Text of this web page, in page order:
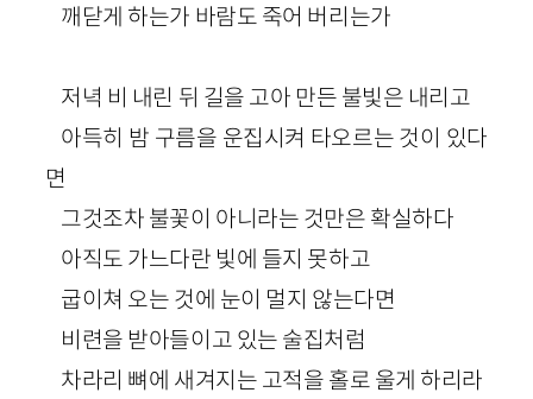
깨닫게 하는가 바람도 죽어 버리는가
저녁 비 내린 뒤 길을 고아 만든 불빛은 내리고
아득히 밤 구름을 운집시켜 타오르는 것이 있다
면
그것조차 불꽃이 아니라는 것만은 확실하다
아직도 가느다란 빛에 들지 못하고
굽이쳐 오는 것에 눈이 멀지 않는다면
비련을 받아들이고 있는 술집처럼
차라리 뼈에 새겨지는 고적을 홀로 울게 하리라